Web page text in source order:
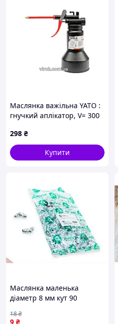
Маслянка важільна YATO :
гнучкий аплікатор, V= 300
298 ₴
Купити
Маслянка маленька
діаметр 8 мм кут 90
деталей у будівництві та
9 ₴
18₴